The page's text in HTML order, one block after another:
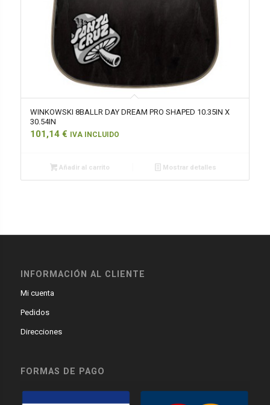
WINKOWSKI 8BALLR DAY DREAM PRO SHAPED 10.35IN X
30.54IN
101,14 € IVA INCLUIDO
Añadir al carrito Mostrar detalles
INFORMACIÓN AL CLIENTE
Mi cuenta
Pedidos
Direcciones
FORMAS DE PAGO